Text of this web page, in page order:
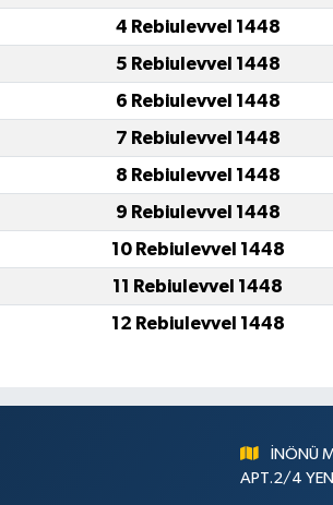
4 Rebiulevvel 1448
5 Rebiulevvel 1448
6 Rebiulevvel 1448
7 Rebiulevvel 1448
8 Rebiulevvel 1448
9 Rebiulevvel 1448
10 Rebiulevvel 1448
11 Rebiulevvel 1448
12 Rebiulevvel 1448
İNÖNÜ
APT.2/4